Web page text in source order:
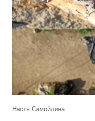
Настя Самойлина